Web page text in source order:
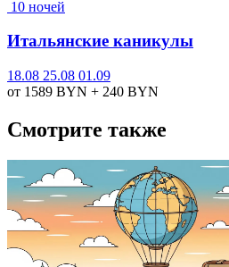
10 ночей
Итальянские каникулы
18.08 25.08 01.09
от 1589 BYN + 240 BYN
Смотрите также